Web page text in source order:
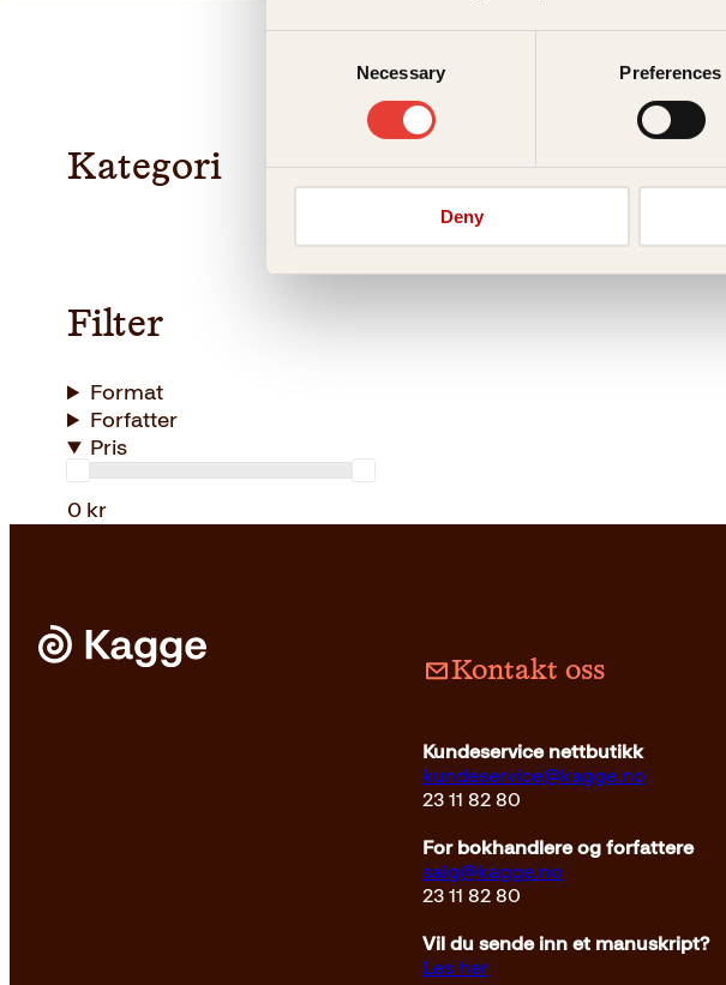
Necessary Preferences
Deny
Kategori
Filter
Format
Forfatter
Pris
0 kr
Kontakt oss
Kundeservice nettbutikk
kundeservice@kagge.no
23 11 82 80
For bokhandlere og forfattere
salg@kagge.no
23 11 82 80
Vil du sende inn et manuskript?
Les her